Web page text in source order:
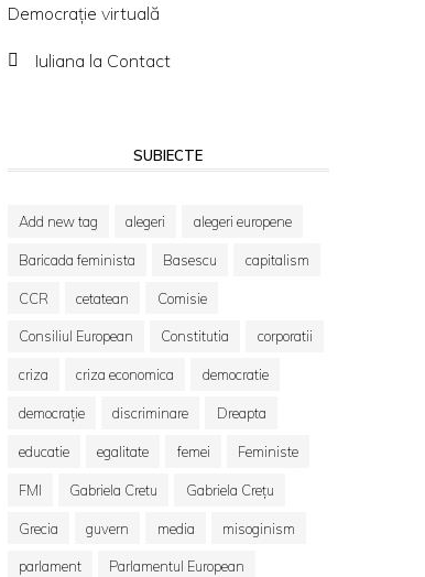
Democraţie virtuală
Iuliana la Contact
SUBIECTE
Add new tag alegeri alegeri europene
Baricada feminista Basescu capitalism
CCR cetatean Comisie
Consiliul European Constitutia corporatii
criza criza economica democratie
democrație discriminare Dreapta
educatie egalitate femei Feministe
FMI Gabriela Cretu Gabriela Crețu
Grecia guvern media misoginism
parlament Parlamentul European